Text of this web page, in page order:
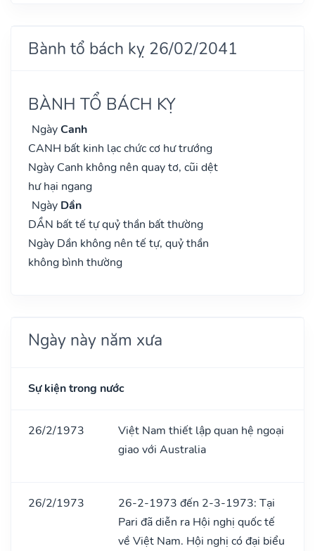
Bành tổ bách kỵ 26/02/2041
BÀNH TỔ BÁCH KỴ
NgàyCanh
CANH bất kinh lạc chức cơ hư trướng
Ngày Canh không nên quay tơ, cũi dệt
hư hại ngang
Ngày Dần
DẦN bất tế tự quỷ thần bất thường
Ngày Dần không nên tế tự, quỷ thần
không bình thường
Ngày này năm xưa
Sự kiện trong nước
26/2/1973
Việt Nam thiết lập quan hệ ngoại
giao với Australia
26/2/1973
26-2-1973 đến 2-3-1973: Tại
Pari đã diễn ra Hội nghị quốc tế
về Việt Nam. Hội nghị có đại biểu